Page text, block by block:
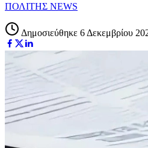
ΠΟΛΙΤΗΣ NEWS
Δημοσιεύθηκε 6 Δεκεμβρίου